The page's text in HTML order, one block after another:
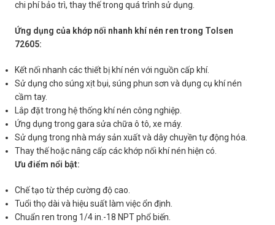
chi phí bảo trì, thay thế trong quá trình sử dụng.
Ứng dụng của khớp nối nhanh khí nén ren trong Tolsen
72605:
Kết nối nhanh các thiết bị khí nén với nguồn cấp khí.
Sử dụng cho súng xịt bụi, súng phun sơn và dụng cụ khí nén
cầm tay.
Lắp đặt trong hệ thống khí nén công nghiệp.
Ứng dụng trong gara sửa chữa ô tô, xe máy.
Sử dụng trong nhà máy sản xuất và dây chuyền tự động hóa.
Thay thế hoặc nâng cấp các khớp nối khí nén hiện có.
Ưu điểm nổi bật:
Chế tạo từ thép cường độ cao.
Tuổi thọ dài và hiệu suất làm việc ổn định.
Chuẩn ren trong 1/4 in.-18 NPT phổ biến.